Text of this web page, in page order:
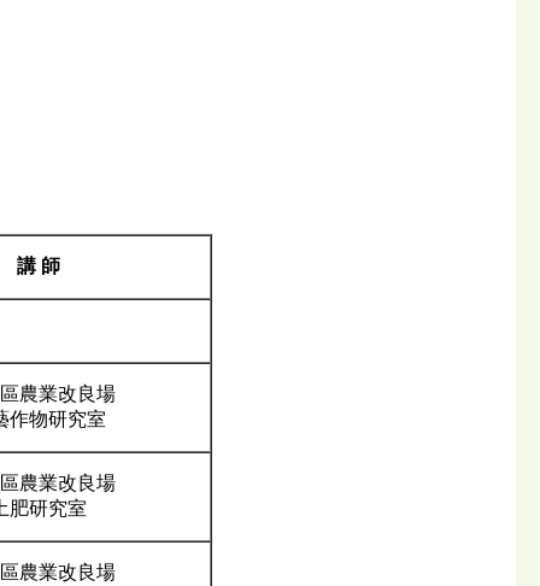
講 師
農業改良場
作物研究室
農業改良場
肥研究室
農業改良場